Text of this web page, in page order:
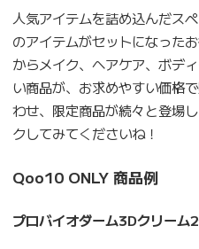
人気アイテムを詰め込んだス
のアイテムがセットになった
からメイク、ヘアケア、ボデ
い商品が、お求めやすい価格
わせ、限定商品が続々と登場
クしてみてくださいね！
Qoo10 ONLY 商品例
プロバイオダーム3Dクリーム